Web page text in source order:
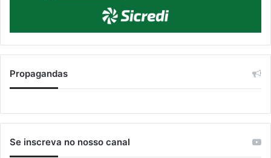
Propagandas
Se inscreva no nosso canal